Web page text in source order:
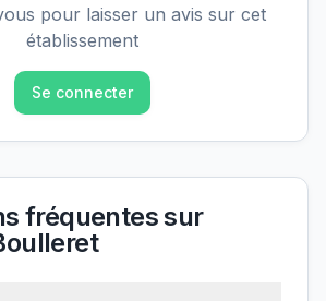
pour laisser un avis sur cet
établissement
Se connecter
fréquentes sur